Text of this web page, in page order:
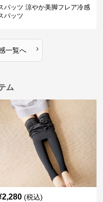
パッツ 涼やか美脚フレア冷感
パッツ
一覧へ ›
ム
2,280 (税込)